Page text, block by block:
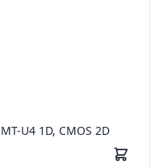
U4 1D, CMOS 2D